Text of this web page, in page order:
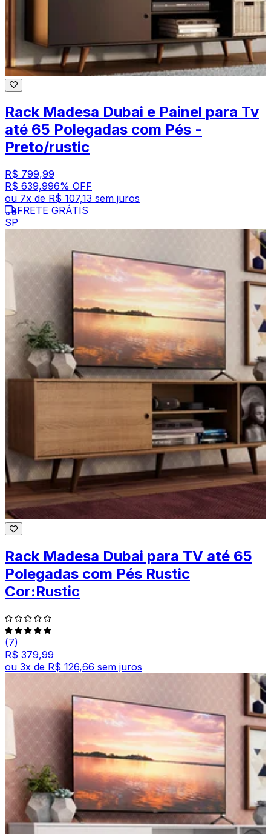
Rack Madesa Dubai e Painel para Tv
até 65 Polegadas com Pés -
Preto/rustic
R$ 799,99
R$ 639,996% OFF
ou 7x de R$ 107,13 sem juros
FRETE GRÁTIS
SP
Rack Madesa Dubai para TV até 65
Polegadas com Pés Rustic
Cor:Rustic
(7)
R$ 379,99
ou 3x de R$ 126,66 sem juros